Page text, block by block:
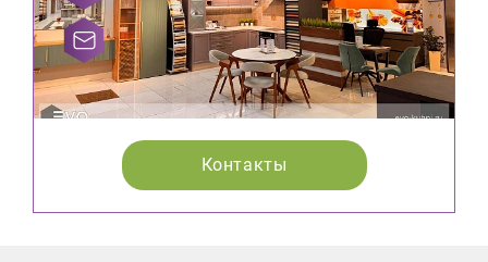
Контакты